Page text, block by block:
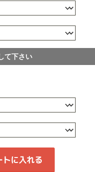
て下さい